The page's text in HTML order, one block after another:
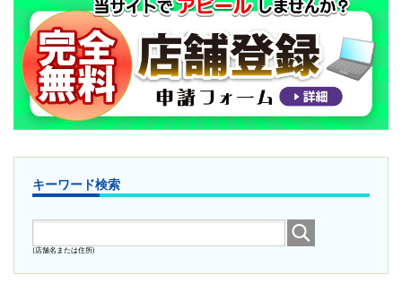
キーワード検索
(店舗名または住所)